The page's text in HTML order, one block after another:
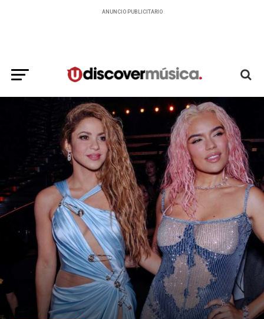
ANUNCIO PUBLICITARIO